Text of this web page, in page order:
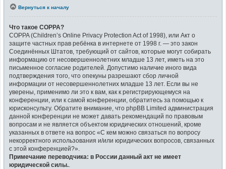
Вернуться к началу
Что такое COPPA?
COPPA (Children’s Online Privacy Protection Act of 1998), или Акт о
защите частных прав ребёнка в интернете от 1998 г. — это закон
Соединённых Штатов, требующий от сайтов, которые могут собирать
информацию от несовершеннолетних младше 13 лет, иметь на это
письменное согласие родителей. Допустимо наличие иного вида
подтверждения того, что опекуны разрешают сбор личной
информации от несовершеннолетних младше 13 лет. Если вы не
уверены, применимо ли это к вам, как к регистрирующемуся на
конференции, или к самой конференции, обратитесь за помощью к
юрисконсульту. Обратите внимание, что phpBB Limited администрация
данной конференции не может давать рекомендаций по правовым
вопросам и не является объектом юридических отношений, кроме
указанных в ответе на вопрос «С кем можно связаться по вопросу
некорректного использования и/или юридических вопросов, связанных
с этой конференцией?».
Примечание переводчика: в России данный акт не имеет
юридической силы.